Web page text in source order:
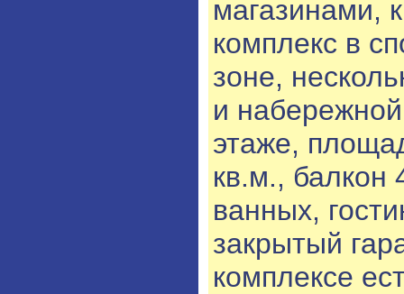
магазинами,
комплекс в
зоне,
и
этаже,
кв.м., балкон
ванных,
закрытый
комплексе